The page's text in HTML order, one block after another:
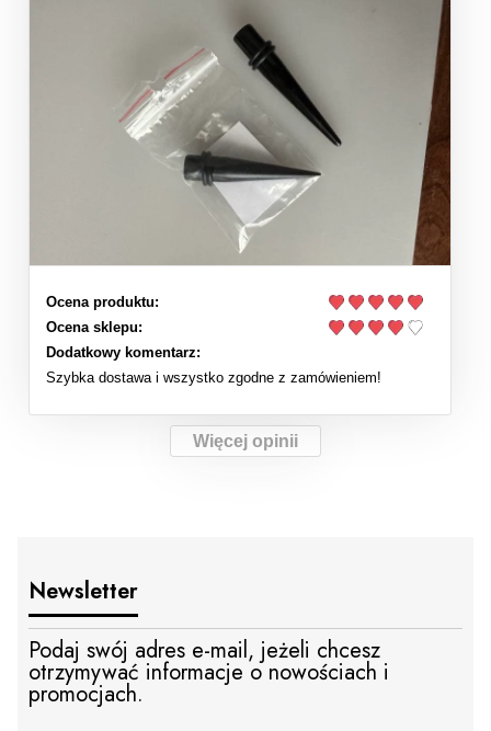
Ocena produktu:
Ocena sklepu:
Dodatkowy komentarz:
Szybka dostawa i wszystko zgodne z zamówieniem!
Więcej opinii
Newsletter
Podaj swój adres e-mail, jeżeli chcesz
otrzymywać informacje o nowościach i
promocjach.